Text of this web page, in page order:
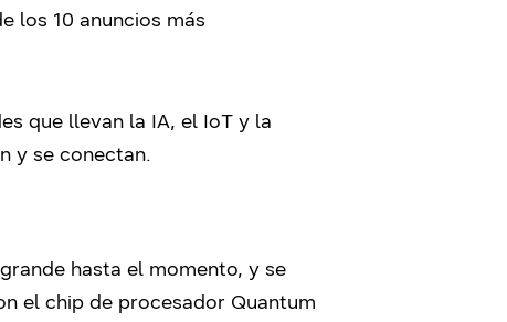
los 10 anuncios más
que llevan la IA, el IoT y la
y se conectan.
hasta el momento, y se
el chip de procesador Quantum